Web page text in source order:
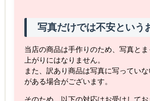
写真だけでは不安という
当店の商品は手作りのため、写真と
上がりにはなりません。
また、訳あり商品は写真に写ってい
がある場合がございます。